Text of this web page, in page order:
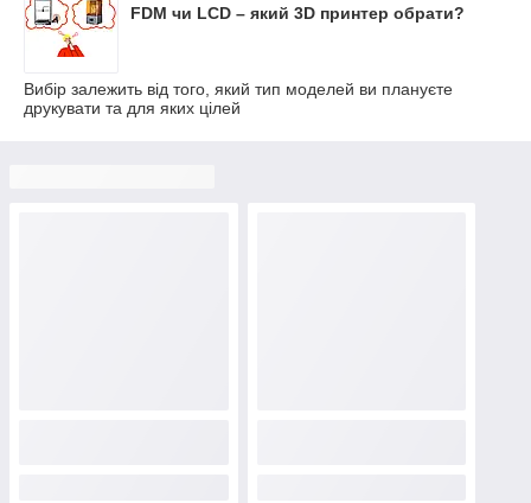
FDM чи LCD – який 3D принтер обрати?
Вибір залежить від того, який тип моделей ви плануєте
друкувати та для яких цілей